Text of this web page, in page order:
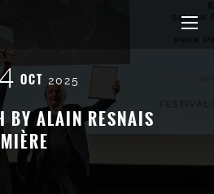
OCT 2025
BY ALAIN RESNAIS